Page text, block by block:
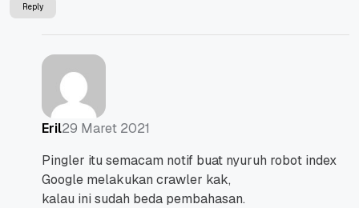
Reply
Eril29 Maret 2021
Pingler itu semacam notif buat nyuruh robot index
Google melakukan crawler kak,
kalau ini sudah beda pembahasan.